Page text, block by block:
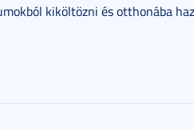
kiköltözni és otthonába